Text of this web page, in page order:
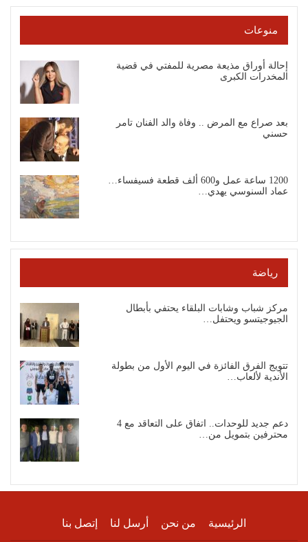
منوعات
إحالة أوراق مذيعة مصرية للمفتي في قضية
المخدرات الكبرى
بعد صراع مع المرض .. وفاة والد الفنان تامر
حسني
1200 ساعة عمل و600 ألف قطعة فسيفساء…
عماد السنوسي يهدي…
رياضة
مركز شباب وشابات البلقاء يحتفي بأبطال
الجيوجيتسو ويحتفل…
تتويج الفرق الفائزة في اليوم الأول من بطولة
الأندية لألعاب…
دعم جديد للوحدات.. اتفاق على التعاقد مع 4
محترفين بتمويل من…
الرئيسية من نحن أرسل لنا إتصل بنا